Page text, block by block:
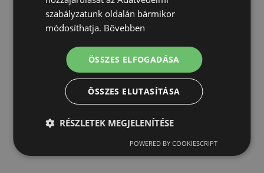
szabályzatunk oldalán bármikor
módosíthatja. Bővebben
ÖSSZES ELFOGADÁSA
ÖSSZES ELUTASÍTÁSA
RÉSZLETEK MEGJELENÍTÉSE
POWERED BY COOKIESCRIPT